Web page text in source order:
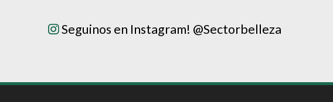
Seguinos en Instagram! @Sectorbelleza